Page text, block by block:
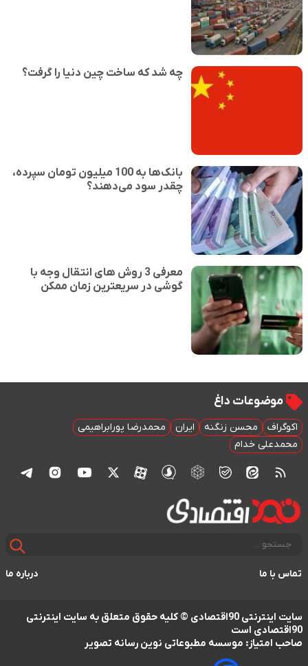
چه شد که ساخت چین دنیا را گرفت؟
بانک‌ها به 100 میلیون تومان سپرده،
چقدر سود می‌دهند؟
معرفی 3 روش های انتقال وجه با
گوشی در سریعترین زمان ممکن
موضوعات داغ
اکوگراف محسن زنگنه ایران
محمدرضا پورابراهیمی
محمدعلی خدام
تماس با ما درباره ما
سایت اینترنتی 90اقتصادی © کلیه حقوق متعلق به سایت اینترنتی
90اقتصادی است
صاحب امتیاز: موسسه مطبوعاتی نوین رسانه تصویر